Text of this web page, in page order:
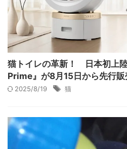
猫トイレの革新！ 日本初上
Prime』が8月15日から先行販
2025/8/19 猫